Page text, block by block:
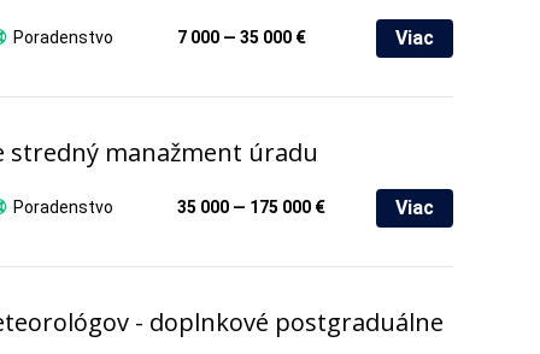
Poradenstvo 7 000 — 35 000 € Viac
stredný manažment úradu
Poradenstvo 35 000 — 175 000 € Viac
- doplnkové postgraduálne